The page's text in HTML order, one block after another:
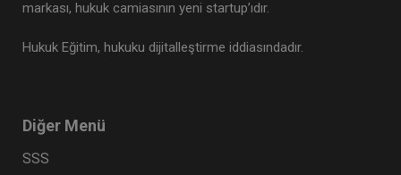
markası, hukuk camiasının yeni startup’ıdır.
Hukuk Eğitim, hukuku dijitalleştirme iddiasındadır.
Diğer Menü
SSS